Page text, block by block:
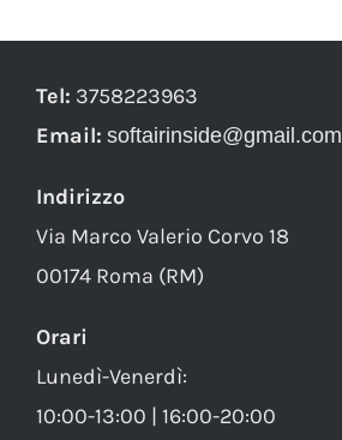
Tel: 3758223963
Email: softairinside@gmail.com
Indirizzo
Via Marco Valerio Corvo 18
00174 Roma (RM)
Orari
Lunedì-Venerdì:
10:00-13:00 | 16:00-20:00